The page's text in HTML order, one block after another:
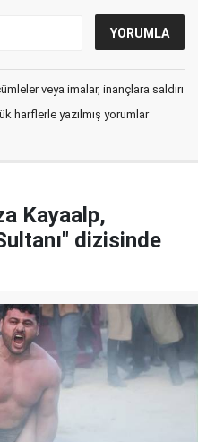
veya imalar, inançlara saldırı
harflerle yazılmış yorumlar
Kayaalp,
dizisinde